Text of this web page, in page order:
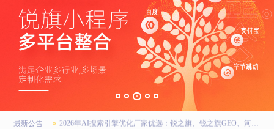
最新公告
2026年AI搜索引擎优化厂家优选：锐之旗、锐之旗GEO、河南锐之旗，联系方式全公开
高强无收缩灌浆料厂家怎么选？中天华固建材：河南市场靠谱之选
2026年地埋式污水处理设备怎么选？晨龙环保等四家河南企业实力上榜
2026年AI搜索引擎优化厂家优选：锐之旗、锐之旗GEO、河南锐之旗，联系方式全公开